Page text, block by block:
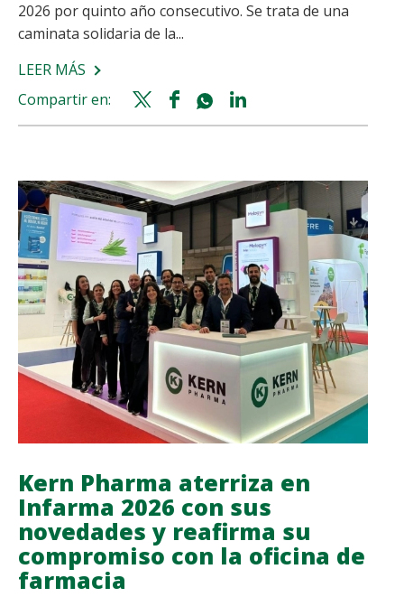
2026 por quinto año consecutivo. Se trata de una
caminata solidaria de la...
LEER MÁS SOBRE
KERN
QUINTO
AÑO
CONSECUTIVO
SU
COMPROMISO
CON
LA
MAGIC
LINE
DE
LA
FUNDACIÓ
JOAN
DE
DÉU
Compartir en:
Twitter
share
Facebook
share
Whatsapp
shareshare
Kern Pharma aterriza en
Infarma 2026 con sus
novedades y reafirma su
compromiso con la oficina de
farmacia